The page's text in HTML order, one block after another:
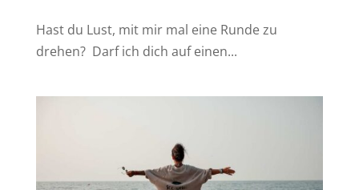
Hast du Lust, mit mir mal eine Runde zu
drehen? Darf ich dich auf einen...